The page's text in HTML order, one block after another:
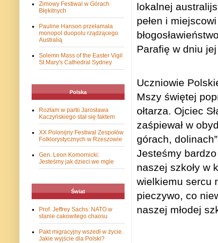
lokalnej
pełen i
Parafię w dniu
Uczniowie
Mszy świętej
ołtarza. Ojciec
zaśpiewał w
górach,
Jesteśmy
naszej szkoły w
wielkiemu sercu
pieczywo, co
naszej młodej
Zimowy Festiwal w Górach
Błękitnych
Pauline Hanson przełamała
monopol duopolu rządzącego
Australią
Solemn Mass of the Easter Vigil
St Mary's Cathedral Sydney
Polska
Rozłam w partii Jarosława
Kaczyńskiego stał się faktem
XX Polonijny Festiwal Zespołów
Folklorystycznych w Rzeszowie
Gen. Leon Komornicki:
Jesteśmy jak dzieci we mgle
Świat
Prof. Jeffrey Sachs: NATO w
stanie cakowitego chaosu
Pakt migracyjny wszedł w życie.
Jakie wyjście dla Polski?